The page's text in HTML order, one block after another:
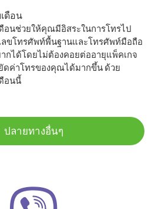
ดือน
อนช่วยให้คุณมีอิสระในการโทรไป
ลขโทรศัพท์พื้นฐานและโทรศัพท์มือถือ
กได้โดยไม่ต้องคอยต่ออายุแพ็คเกจ
ดค่าโทรของคุณได้มากขึ้น ด้วย
อนนี้
ปลายทางอื่นๆ